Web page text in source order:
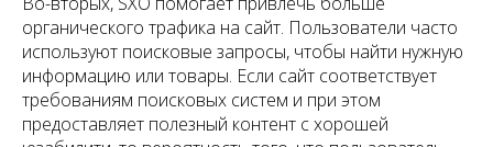
органического трафика на сайт. Пользователи часто
используют поисковые запросы, чтобы найти нужную
информацию или товары. Если сайт соответствует
требованиям поисковых систем и при этом
предоставляет полезный контент с хорошей